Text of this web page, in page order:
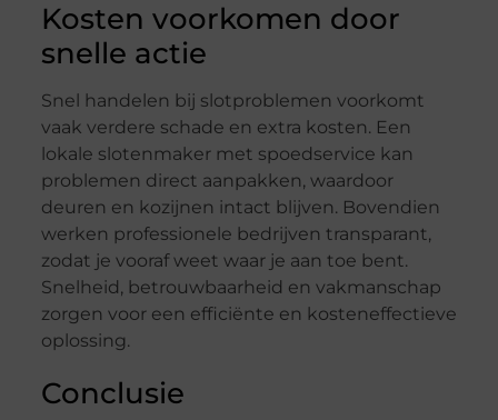
Kosten voorkomen door
snelle actie
Snel handelen bij slotproblemen voorkomt
vaak verdere schade en extra kosten. Een
lokale slotenmaker met spoedservice kan
problemen direct aanpakken, waardoor
deuren en kozijnen intact blijven. Bovendien
werken professionele bedrijven transparant,
zodat je vooraf weet waar je aan toe bent.
Snelheid, betrouwbaarheid en vakmanschap
zorgen voor een efficiënte en kosteneffectieve
oplossing.
Conclusie